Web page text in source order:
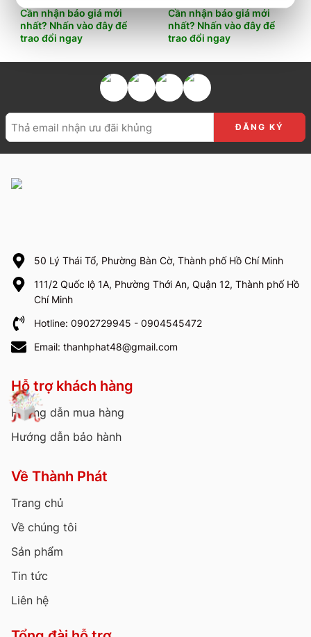
Cần nhận báo giá mới
nhất? Nhấn vào đây để
trao đổi ngay
Cần nhận báo giá mới
nhất? Nhấn vào đây để
trao đổi ngay
50 Lý Thái Tổ, Phường Bàn Cờ, Thành phố Hồ Chí Minh
111/2 Quốc lộ 1A, Phường Thới An, Quận 12, Thành phố Hồ
Chí Minh
Hotline: 0902729945 - 0904545472
Email: thanhphat48@gmail.com
Hỗ trợ khách hàng
Hướng dẫn mua hàng
Hướng dẫn bảo hành
Về Thành Phát
Trang chủ
Về chúng tôi
Sản phẩm
Tin tức
Liên hệ